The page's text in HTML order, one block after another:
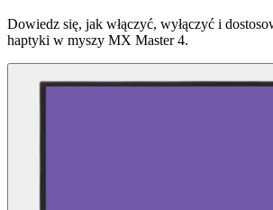
Dowiedz się, jak włączyć, wyłączyć i
haptyki w myszy MX Master 4.